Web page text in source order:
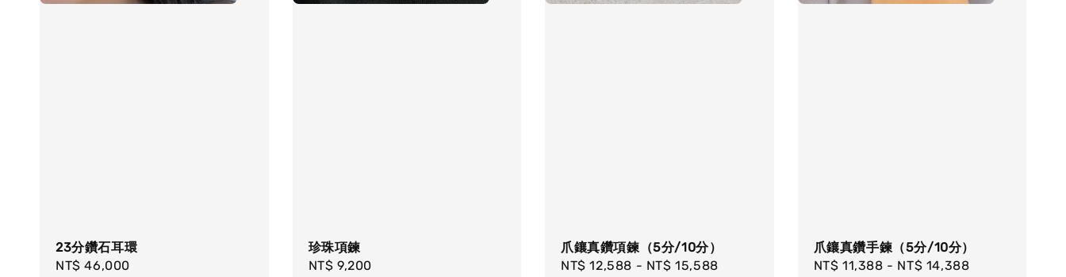
23分鑽石耳環
Regular
NT$ 46,000
珍珠項鍊
Regular
NT$ 9,200
爪鑲真鑽項鍊（5分/10分）
Regular
NT$ 12,588 - NT$ 15,588
爪鑲真鑽手鍊（5分/10分）
Regular
NT$ 11,388 - NT$ 14,388